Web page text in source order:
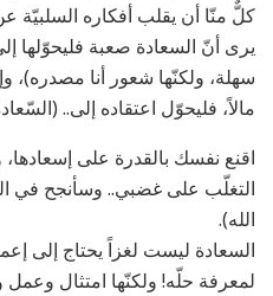
كلٌّ منّا أن يقلب أفكاره السلبيّة
يرى أنّ السعادة صعبة فليحوّلها
سهلة، ولكنّها شعور أنا مصدره)،
مالاً، فليحوّل اعتقاده إلى..
اقنع نفسك بالقدرة على
التغلّب على غضبي.. وسأنجح في
الله).
السعادة ليست لغزاً يحتاج إلى
لمعرفة حلّه! ولكنّها امتثال